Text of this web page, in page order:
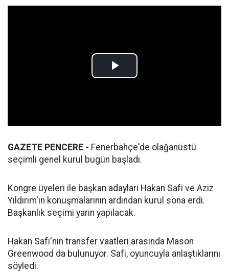
GAZETE PENCERE - Fenerbahçe'de olağanüstü
seçimli genel kurul bugün başladı.
Kongre üyeleri ile başkan adayları Hakan Safi ve Aziz
Yıldırım'ın konuşmalarının ardından kurul sona erdi.
Başkanlık seçimi yarın yapılacak.
Hakan Safi'nin transfer vaatleri arasında Mason
Greenwood da bulunuyor. Safi, oyuncuyla anlaştıklarını
söyledi.